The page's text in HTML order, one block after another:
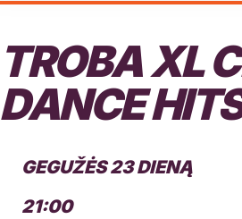
TROBA XL
DANCE
GEGUŽĖS 23 DIENĄ
21:00